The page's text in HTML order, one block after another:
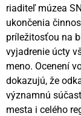
riaditeľ múzea
ukončenia
príležitosťou na
vyjadrenie úcty
meno. Ocenení
dokazujú, že
významnú
mesta i celého